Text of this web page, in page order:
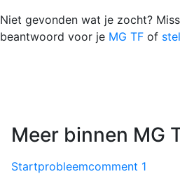
Niet gevonden wat je zocht?
beantwoord voor je MG TF of
Meer binnen MG
Startprobleemcomment 1